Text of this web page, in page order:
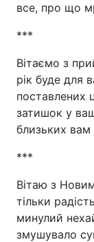
все, про що
***
Вітаємо з
рік буде для
поставлених
затишок у
близьких
***
Вітаю з
тільки
минулий
змушувало